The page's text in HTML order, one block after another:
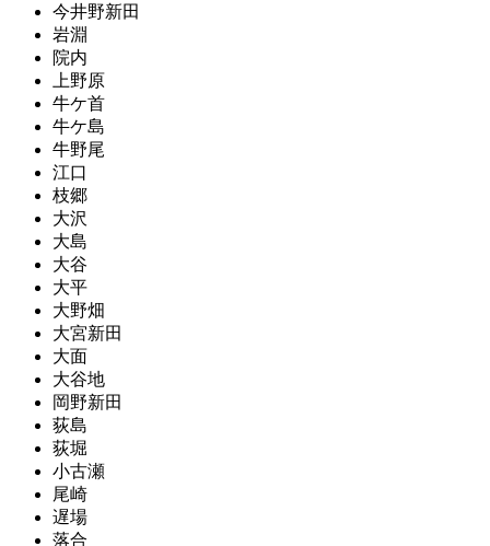
今井野新田
岩淵
院内
上野原
牛ケ首
牛ケ島
牛野尾
江口
枝郷
大沢
大島
大谷
大平
大野畑
大宮新田
大面
大谷地
岡野新田
荻島
荻堀
小古瀬
尾崎
遅場
落合